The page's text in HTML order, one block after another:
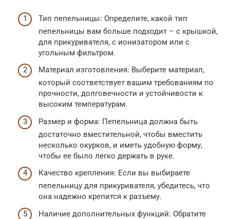
Тип пепельницы: Определите, какой тип
пепельницы вам больше подходит – с крышкой,
для прикуривателя, с ионизатором или с
угольным фильтром.
Материал изготовления: Выберите материал,
который соответствует вашим требованиям по
прочности, долговечности и устойчивости к
высоким температурам.
Размер и форма: Пепельница должна быть
достаточно вместительной, чтобы вместить
несколько окурков, и иметь удобную форму,
чтобы ее было легко держать в руке.
Качество крепления: Если вы выбираете
пепельницу для прикуривателя, убедитесь, что
она надежно крепится к разъему.
Наличие дополнительных функций: Обратите